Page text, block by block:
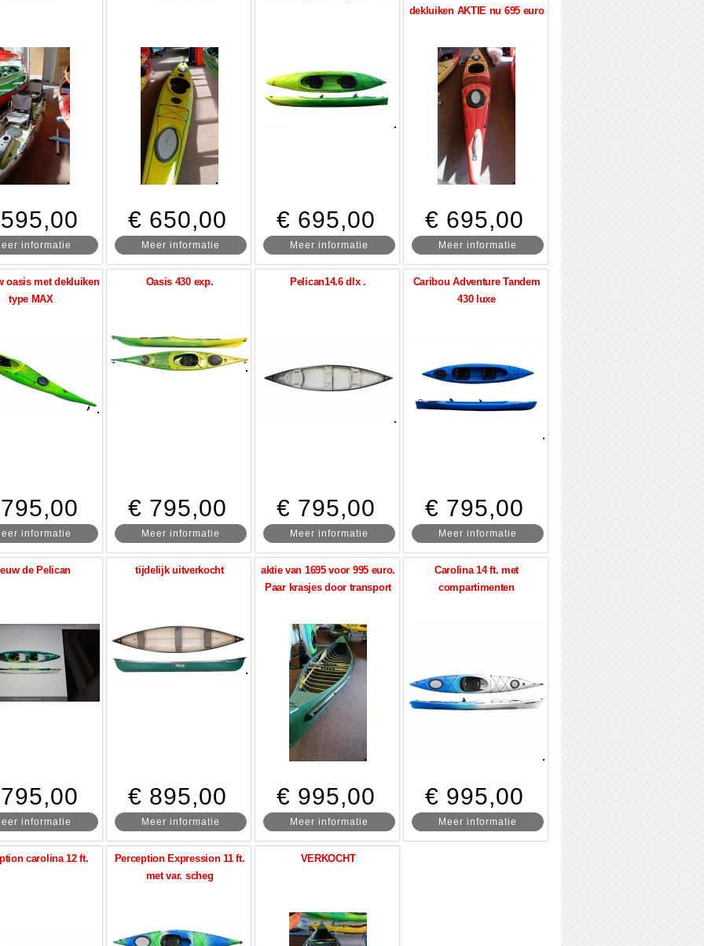
informatie
€ 650,00
Meer informatie
€ 695,00
Meer informatie
dekluiken AKTIE nu 695 euro
€ 695,00
Meer informatie
oasis met dekluiken
type MAX
informatie
Oasis 430 exp.
€ 795,00
Meer informatie
Pelican14.6 dlx .
€ 795,00
Meer informatie
Caribou Adventure Tandem
430 luxe
€ 795,00
Meer informatie
de Pelican
informatie
tijdelijk uitverkocht
€ 895,00
Meer informatie
aktie van 1695 voor 995 euro.
Paar krasjes door transport
€ 995,00
Meer informatie
Carolina 14 ft. met
compartimenten
€ 995,00
Meer informatie
carolina 12 ft.
Perception Expression 11 ft.
met var. scheg
VERKOCHT